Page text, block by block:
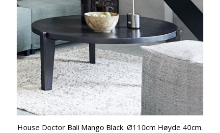
House Doctor Bali Mango Black. Ø110cm Høyde 40cm.